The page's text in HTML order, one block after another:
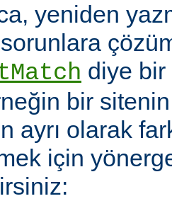
yeniden
diye
bir
ayrı olarak
için